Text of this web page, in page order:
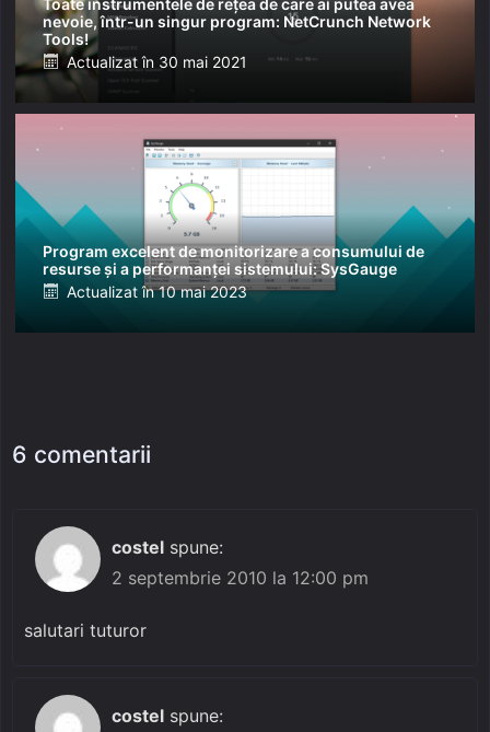
Toate instrumentele de rețea de care ai putea avea
nevoie, într-un singur program: NetCrunch Network
Tools!
Posted
on
Actualizat în 30 mai 2021
Program excelent de monitorizare a consumului de
resurse și a performanței sistemului: SysGauge
Posted
Actualizat în 10 mai 2023
6 comentarii
costel spune:
2 septembrie 2010 la 12:00 pm
salutari tuturor
costel spune: